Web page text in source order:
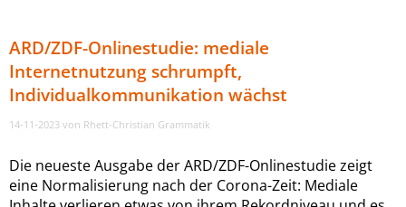
ARD/ZDF-Onlinestudie: mediale
Internetnutzung schrumpft,
Individualkommunikation wächst
14-11-2023 von Rhett-Christian Grammatik
Die neueste Ausgabe der ARD/ZDF-Onlinestudie zeigt
eine Normalisierung nach der Corona-Zeit: Mediale